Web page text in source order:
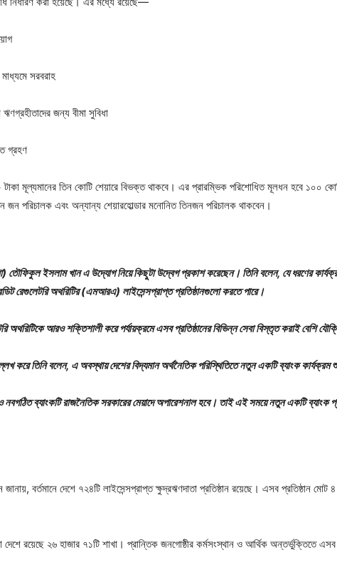
সরবরাহ
ঋণগ্রহীতাদের জন্য বীমা সুবিধা
গ্রহণ
মূল্যমানের তিন কোটি শেয়ারে বিভক্ত থাকবে। এর প্রারম্ভিক পরিশোধিত মূলধন হবে ১০০
জন পরিচালক এবং অন্যান্য শেয়ারহোল্ডার মনোনিত তিনজন পরিচালক থাকবেন।
তৌফিকুল ইসলাম খান এ উদ্যোগ নিয়ে কিছুটা উদ্বেগ প্রকাশ করেছেন। তিনি বলেন, যে ধরণের
রেগুলেটরি অথরিটির (এমআরএ) লাইসেন্সপ্রাপ্ত প্রতিষ্ঠানগুলো করতে পারে।
অথরিটিকে আরও শক্তিশালী করে পর্যায়ক্রমে এসব প্রতিষ্ঠানের বিভিন্ন সেবা বিস্তৃত করাই বেশি
করে তিনি বলেন, এ অবস্থায় দেশের বিদ্যমান অর্থনৈতিক পরিস্থিতিতে নতুন একটি ব্যাংক কার্যক্রম
ব্যাংকটি রাজনৈতিক সরকারের মেয়াদে অপারেশনাল হবে। তাই এই সময়ে নতুন একটি ব্যাংক
বর্তমানে দেশে ৭২৪টি লাইসেন্সপ্রাপ্ত ক্ষুদ্রঋণদাতা প্রতিষ্ঠান রয়েছে। এসব প্রতিষ্ঠান
রয়েছে ২৬ হাজার ৭১টি শাখা। প্রান্তিক জনগোষ্ঠীর কর্মসংস্থান ও আর্থিক অন্তর্ভুক্তিতে এসব